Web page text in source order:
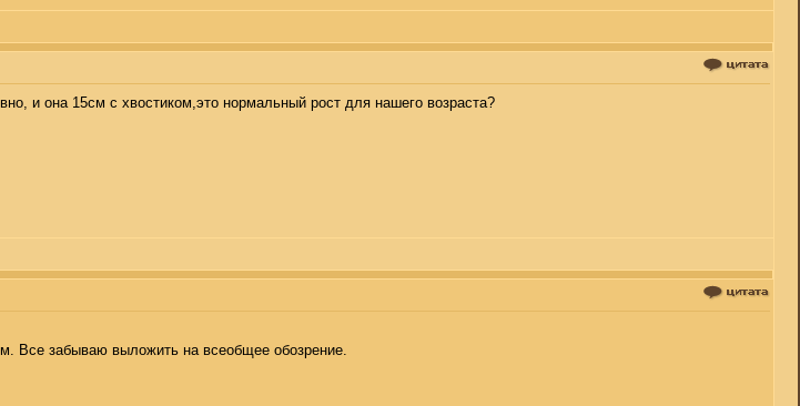
и она 15см с хвостиком,это нормальный рост для нашего возраста?
Все забываю выложить на всеобщее обозрение.